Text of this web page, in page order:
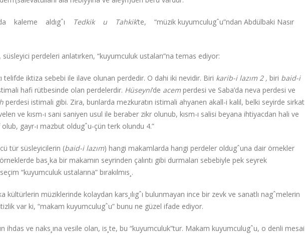
kaleme aldıgˆı Tedkik u Tahkik’te, “müzik kuyumculugˆu”ndan Abdülbaki Nasır
perdeleri anlatırken, “kuyumculuk ustaları”na temas ediyor:
telifde iktiza sebebi ile ilave olunan perdedir. O dahi iki nevidir. Biri karib-i lazım 2 , biri baid-i
hafi rütbesinde olan perdelerdir. Hüseyni’de acem perdesi ve Saba’da neva perdesi ve
perdesi istimali gibi. Zira, bunlarda mezkuratın istimali ahyanen akall-i kalil, belki seyirde sirkat
ve kısm-ı sani saniyen usul ile beraber zikr olunub, kısm-ı salisi beyana ihtiyacdan hali ve
gayr-ı mazbut oldugˆu-çün terk olundu 4.”
tür süsleyicilerin (baid-i lazım) hangi makamlarda hangi perdeler oldugˆuna dair örnekler
bas¸ka bir makamın seyrinden çalıntı gibi durmaları sebebiyle pek seyrek
“kuyumculuk ustalarına” bırakılmıs¸.
kültürlerin müziklerinde kolaydan kars¸ılıgˆı bulunmayan ince bir zevk ve sanatlı nagˆmelerin
var ki, “makam kuyumculugˆu” bunu ne güzel ifade ediyor.
ihdas ve naks¸ına vesile olan, is¸te, bu “kuyumculuk”tur. Makam kuyumculugˆu, o denli mesai